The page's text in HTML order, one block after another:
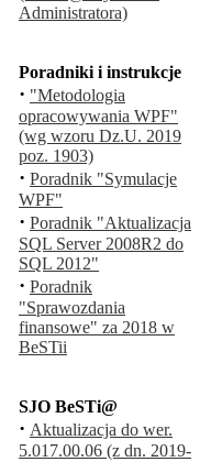
Administratora)
Poradniki i instrukcje
· "Metodologia
opracowywania WPF"
(wg wzoru Dz.U. 2019
poz. 1903)
· Poradnik "Symulacje
WPF"
· Poradnik "Aktualizacja
SQL Server 2008R2 do
SQL 2012"
· Poradnik
"Sprawozdania
finansowe" za 2018 w
BeSTii
SJO BeSTi@
· Aktualizacja do wer.
5.017.00.06 (z dn. 2019-